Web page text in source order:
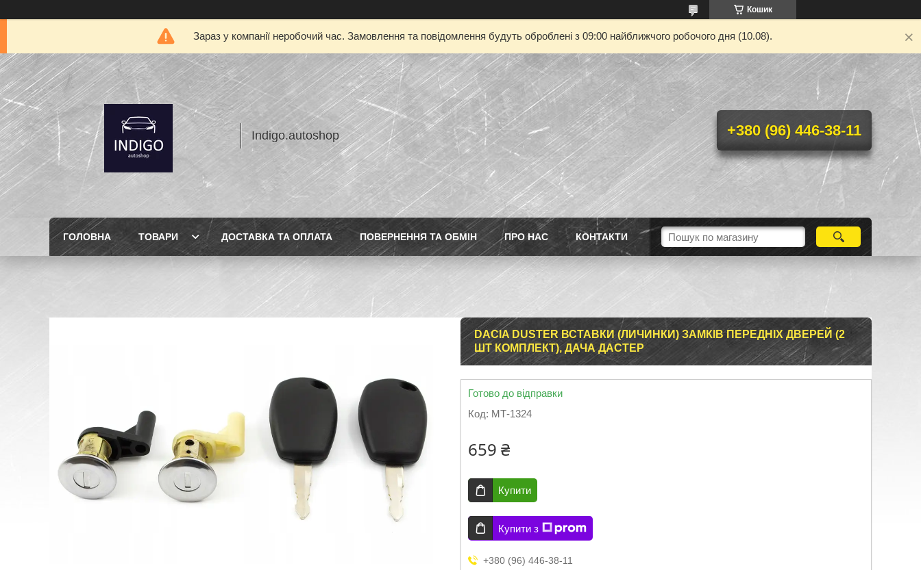
Кошик
Зараз у компанії неробочий час. Замовлення та повідомлення будуть оброблені з 09:00 найближчого робочого дня (10.08).
Indigo.autoshop +380 (96) 446-38-11
ГОЛОВНА ТОВАРИ ДОСТАВКА ТА ОПЛАТА ПОВЕРНЕННЯ ТА ОБМІН ПРО НАС КОНТАКТИ
DACIA DUSTER ВСТАВКИ (ЛИЧИНКИ) ЗАМКІВ ПЕРЕДНІХ ДВЕРЕЙ (2
ШТ КОМПЛЕКТ), ДАЧА ДАСТЕР
Готово до відправки
Код: МТ-1324
659 ₴
Купити
Купити з
+380 (96) 446-38-11